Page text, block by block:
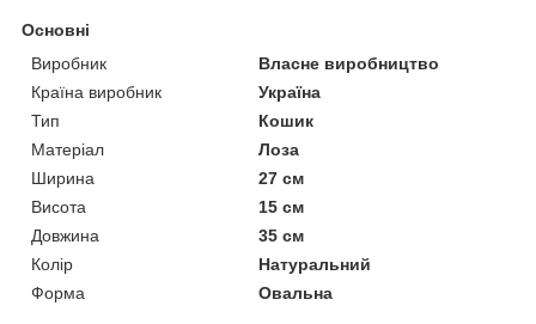
Основні
Виробник
Власне виробництво
Країна виробник
Україна
Тип
Кошик
Матеріал
Лоза
Ширина
27 см
Висота
15 см
Довжина
35 см
Колір
Натуральний
Форма
Овальна